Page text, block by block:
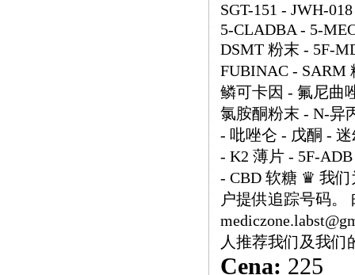
SGT-151 - JWH-
5-CLADBA - 5-
DSMT 粉末 - 5F-
FUBINAC - SARM
鳞可卡因 - 氟尼曲
氯胺酮粉末 - N-异
- 吡唑仑 - 戊酮 -
- K2 薄片 - 5F-
- CBD 软糖 ♛ 我们
户提供追踪号码。
人推荐我们及我们
Cena: 225